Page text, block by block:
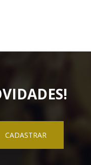
CADASTRAR